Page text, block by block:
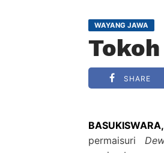
WAYANG JAWA
SHARE
permaisuri